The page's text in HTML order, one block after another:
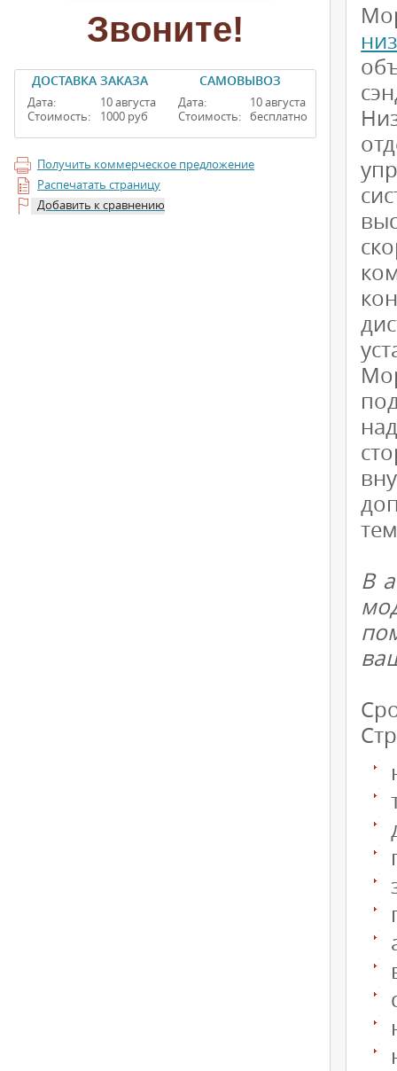
Звоните!
ДОСТАВКА ЗАКАЗА
Дата:
Стоимость:
10 августа
1000 руб
САМОВЫВОЗ
Дата:
Стоимость:
10 августа
бесплатно
Получить коммерческое предложение
Распечатать страницу
Добавить к сравнению
В